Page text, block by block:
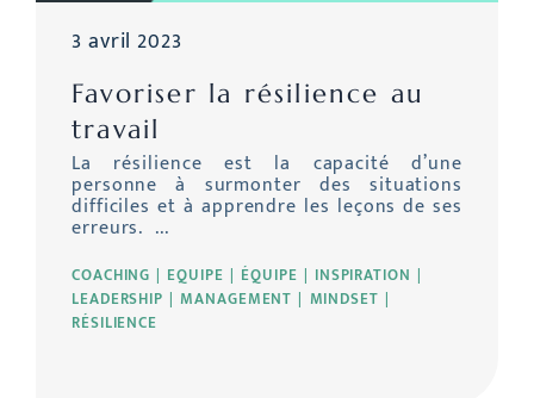
COACHING EQUIPE ÉQUIPE
INSPIRATION
LEADERSHIP
MANAGEMENT
MINDSET
RÉSILIENCE
Favoriser la résilience au
travail
3 avril 2023
La résilience est la capacité d’une
personne à surmonter des situations
difficiles et à apprendre les leçons de ses
erreurs. ...